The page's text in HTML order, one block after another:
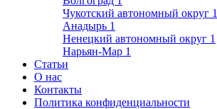
Чукотский автономный округ 1
Анадырь 1
Ненецкий автономный округ 1
Нарьян-Мар 1
Статьи
О нас
Контакты
Политика конфиденциальности